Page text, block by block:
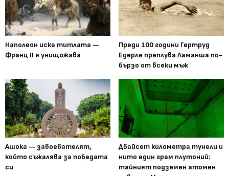
Наполеон иска титлата —
Франц II я унищожава
Преди 100 години Гертруд
Едерле преплува Ламанша по-
бързо от всеки мъж
Ашока — завоевателят,
който съжалява за победата
си
Двайсет километра тунели и
нито един грам плутоний:
тайният подземен атомен